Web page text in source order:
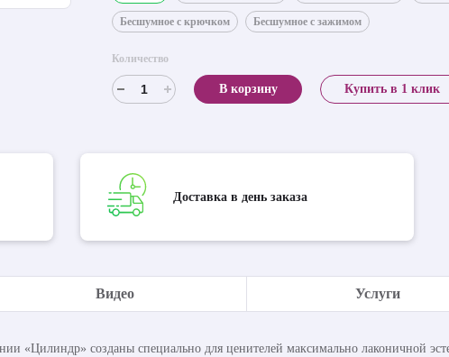
Бесшумное с крючком Бесшумное с зажимом
Количество
В корзину Купить в 1 клик
Доставка в день заказа
Видео Услуги
«Цилиндр» созданы специально для ценителей максимально лаконичной